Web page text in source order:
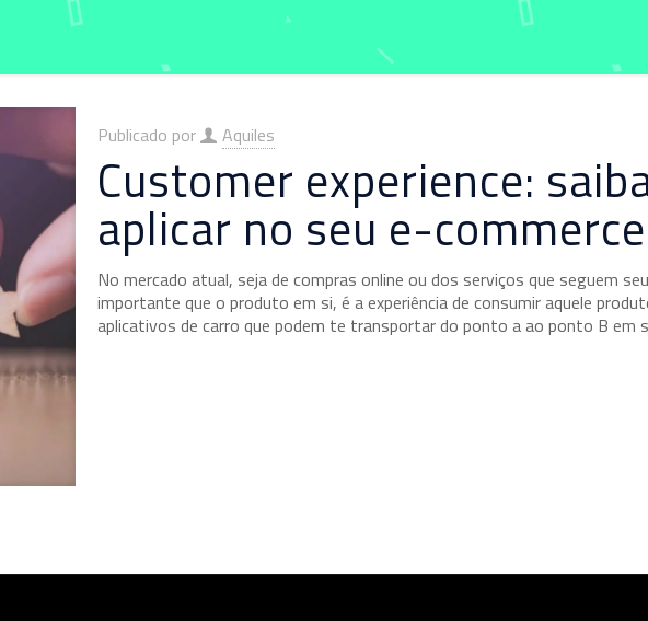
Publicado por Aquiles
Customer experience:
aplicar no seu e-commerce
No mercado atual, seja de compras online ou dos serviços que seguem
importante que o produto em si, é a experiência de consumir aquele
aplicativos de carro que podem te transportar do ponto a ao ponto B em